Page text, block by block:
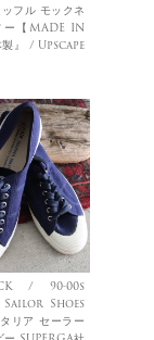
フル モックネ
ー【MADE IN
製』 / Upscape
/ 90-00s
Shoes
リア セーラー